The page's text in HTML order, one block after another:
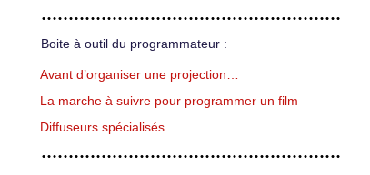
Boite à outil du programmateur :
Avant d’organiser une projection…
La marche à suivre pour programmer un film
Diffuseurs spécialisés